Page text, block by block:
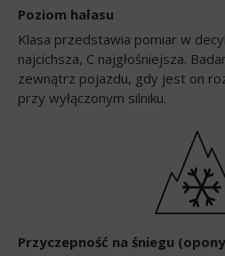
Poziom hałasu
Klasa przedstawia pomiar w
najcichsza, C najgłośniejsza.
zewnątrz pojazdu, gdy jest on
przy wyłączonym silniku.
Przyczepność na śniegu